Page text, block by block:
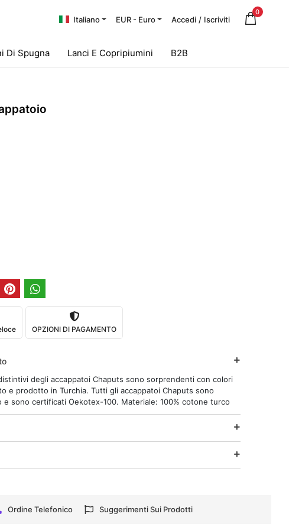
Italiano EUR - Euro Accedi / Iscriviti
0
Di Spugna Lanci E Copripiumini B2B
OPZIONI DI PAGAMENTO
degli accappatoi Chaputs sono sorprendenti con colori
e prodotto in Turchia. Tutti gli accappatoi Chaputs sono
e sono certificati Oekotex-100. Materiale: 100% cotone turco
Ordine Telefonico Suggerimenti Sui Prodotti